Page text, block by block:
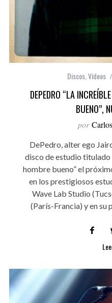
Discos Vídeos
DEPEDRO “LA
BUENO”,
por
DePedro, alter ego
disco de estudio titulado
hombre bueno” el
en los prestigiosos
Wave Lab Studio
(París-Francia) y en